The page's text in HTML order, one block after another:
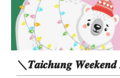
＼𝑻𝒂𝒊𝒄𝒉𝒖𝒏𝒈